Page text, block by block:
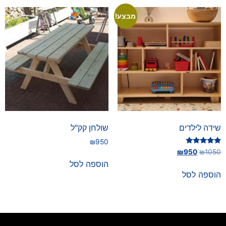
מבצע!
שידה לילדים
דורג
5.00
₪1050
₪950
הוספה לסל
שולחן קק"ל
₪950
הוספה לסל